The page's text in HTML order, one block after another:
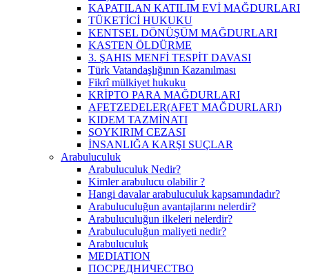
KAPATILAN KATILIM EVİ MAĞDURLARI
TÜKETİCİ HUKUKU
KENTSEL DÖNÜŞÜM MAĞDURLARI
KASTEN ÖLDÜRME
3. ŞAHIS MENFİ TESPİT DAVASI
Türk Vatandaşlığının Kazanılması
Fikrî mülkiyet hukuku
KRİPTO PARA MAĞDURLARI
AFETZEDELER(AFET MAĞDURLARI)
KIDEM TAZMİNATI
SOYKIRIM CEZASI
İNSANLIĞA KARŞI SUÇLAR
Arabuluculuk
Arabuluculuk Nedir?
Kimler arabulucu olabilir ?
Hangi davalar arabuluculuk kapsamındadır?
Arabuluculuğun avantajlarını nelerdir?
Arabuluculuğun ilkeleri nelerdir?
Arabuluculuğun maliyeti nedir?
Arabuluculuk
MEDIATION
ПОСРЕДНИЧЕСТВО